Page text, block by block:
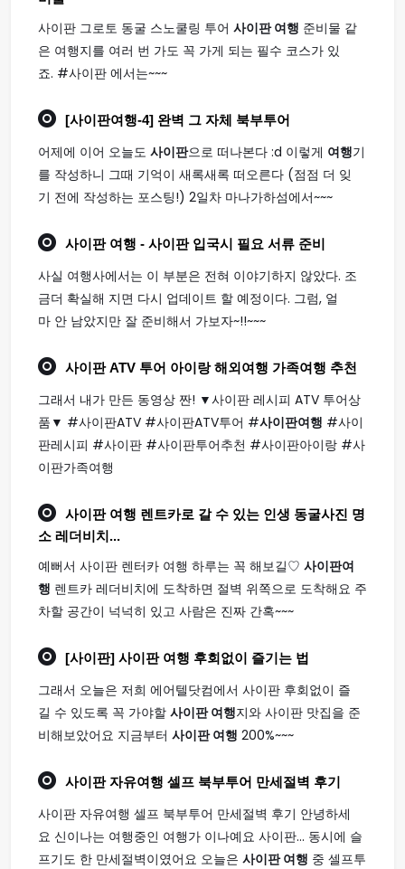
사이판 그로토 동굴 스노쿨링 투어 사이판 여행 준비물 같
은 여행지를 여러 번 가도 꼭 가게 되는 필수 코스가 있
죠. #사이판 에서는~~~
[사이판여행-4] 완벽 그 자체 북부투어
어제에 이어 오늘도 사이판으로 떠나본다 :d 이렇게 여행기
를 작성하니 그때 기억이 새록새록 떠오른다 (점점 더 잊
기 전에 작성하는 포스팅!) 2일차 마나가하섬에서~~~
사이판 여행 - 사이판 입국시 필요 서류 준비
사실 여행사에서는 이 부분은 전혀 이야기하지 않았다. 조
금더 확실해 지면 다시 업데이트 할 예정이다. 그럼, 얼
마 안 남았지만 잘 준비해서 가보자~!!~~~
사이판ATV 투어 아이랑 해외 여행 가족여행 추천
그래서 내가 만든 동영상 짠! ▼사이판 레시피 ATV 투어상
품▼ #사이판ATV #사이판ATV투어 #사이판여행 #사이
판레시피 #사이판 #사이판투어추천 #사이판아이랑 #사
이판가족여행
사이판 여행 렌트카로 갈 수 있는 인생 동굴사진 명
소 레더비치...
예뻐서 사이판 렌터카 여행 하루는 꼭 해보길♡ 사이판여
행 렌트카 레더비치에 도착하면 절벽 위쪽으로 도착해요 주
차할 공간이 넉넉히 있고 사람은 진짜 간혹~~~
[사이판] 사이판 여행 후회없이 즐기는 법
그래서 오늘은 저희 에어텔닷컴에서 사이판 후회없이 즐
길 수 있도록 꼭 가야할 사이판 여행지와 사이판 맛집을 준
비해보았어요 지금부터 사이판 여행 200%~~~
사이판자유여행 셀프 북부투어 만세절벽 후기
사이판 자유여행 셀프 북부투어 만세절벽 후기 안녕하세
요 신이나는 여행중인 여행가 이나예요 사이판... 동시에 슬
프기도 한 만세절벽이였어요 오늘은 사이판 여행 중 셀프투